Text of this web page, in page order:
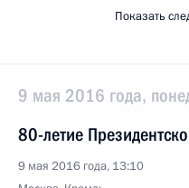
Показать
9 мая 2016 года,
80-летие
9 мая 2016 года, 13:10